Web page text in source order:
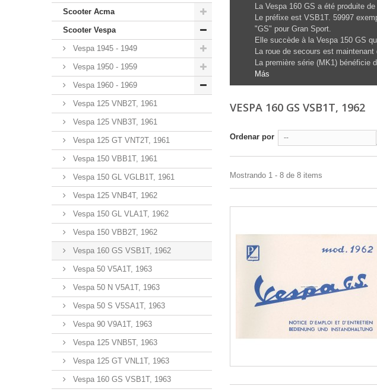
Scooter Acma
Scooter Vespa
Vespa 1945 - 1949
Vespa 1950 - 1959
Vespa 1960 - 1969
Vespa 125 VNB2T, 1961
Vespa 125 VNB3T, 1961
Vespa 125 GT VNT2T, 1961
Vespa 150 VBB1T, 1961
Vespa 150 GL VGLB1T, 1961
Vespa 125 VNB4T, 1962
Vespa 150 GL VLA1T, 1962
Vespa 150 VBB2T, 1962
Vespa 160 GS VSB1T, 1962
Vespa 50 V5A1T, 1963
Vespa 50 N V5A1T, 1963
Vespa 50 S V5SA1T, 1963
Vespa 90 V9A1T, 1963
Vespa 125 VNB5T, 1963
Vespa 125 GT VNL1T, 1963
Vespa 160 GS VSB1T, 1963
La Vespa 160 GS a été produite de
Le préfixe est VSB1T. 59997
"GS" pour Gran Sport.
Elle succède à la Vespa 150 GS
La roue de secours est
La première série (MK1) bénéficie
Más
VESPA 160 GS VSB1T, 1962
Ordenar por --
Mostrando 1 - 8 de 8 items